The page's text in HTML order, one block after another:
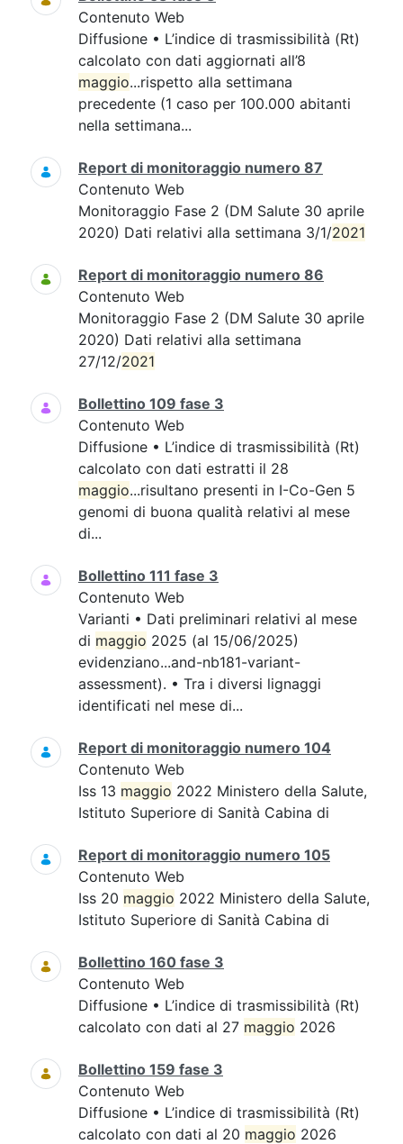
Contenuto Web
Diffusione • L’indice di trasmissibilità (Rt)
calcolato con dati aggiornati all’8
maggio...rispetto alla settimana
precedente (1 caso per 100.000 abitanti
nella settimana...
Report di monitoraggio numero 87
Contenuto Web
Monitoraggio Fase 2 (DM Salute 30 aprile
2020) Dati relativi alla settimana 3/1/2021
Report di monitoraggio numero 86
Contenuto Web
Monitoraggio Fase 2 (DM Salute 30 aprile
2020) Dati relativi alla settimana
27/12/2021
Bollettino 109 fase 3
Contenuto Web
Diffusione • L’indice di trasmissibilità (Rt)
calcolato con dati estratti il 28
maggio...risultano presenti in I-Co-Gen 5
genomi di buona qualità relativi al mese
di...
Bollettino 111 fase 3
Contenuto Web
Varianti • Dati preliminari relativi al mese
di maggio 2025 (al 15/06/2025)
evidenziano...and-nb181-variant-
assessment). • Tra i diversi lignaggi
identificati nel mese di...
Report di monitoraggio numero 104
Contenuto Web
Iss 13 maggio 2022 Ministero della Salute,
Istituto Superiore di Sanità Cabina di
Report di monitoraggio numero 105
Contenuto Web
Iss 20 maggio 2022 Ministero della Salute,
Istituto Superiore di Sanità Cabina di
Bollettino 160 fase 3
Contenuto Web
Diffusione • L’indice di trasmissibilità (Rt)
calcolato con dati al 27 maggio 2026
Bollettino 159 fase 3
Contenuto Web
Diffusione • L’indice di trasmissibilità (Rt)
calcolato con dati al 20 maggio 2026